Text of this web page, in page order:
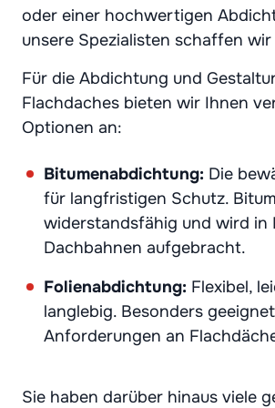
oder einer hochwertigen
unsere Spezialisten schaffen
Für die Abdichtung und
Flachdaches bieten wir Ihnen
Optionen an:
Bitumenabdichtung: Die
für langfristigen Schutz.
widerstandsfähig und wird in
Dachbahnen aufgebracht.
Folienabdichtung: Flexibel,
langlebig. Besonders
Anforderungen an
Sie haben darüber hinaus viele